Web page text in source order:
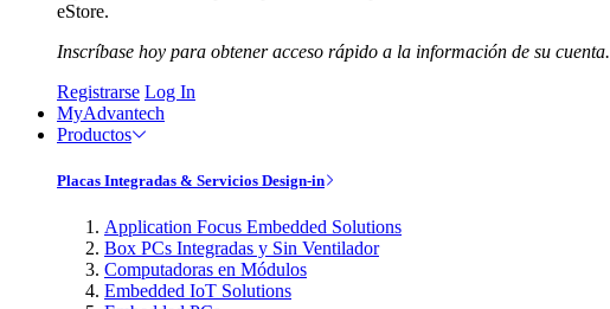
eStore.
Inscríbase hoy para obtener acceso rápido a la información de su cuenta.
Registrarse Log In
MyAdvantech
Productos
Placas Integradas & Servicios Design-in
Application Focus Embedded Solutions
Box PCs Integradas y Sin Ventilador
Computadoras en Módulos
Embedded IoT Solutions